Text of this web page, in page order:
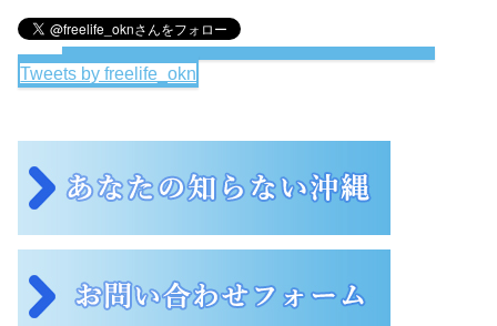
Tweets by freelife_okn